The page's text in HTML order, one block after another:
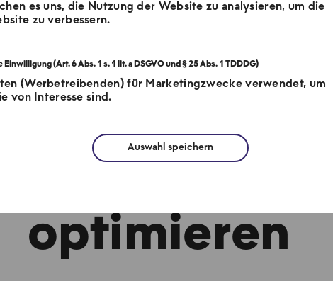
optimieren
es uns, die Nutzung der Website zu analysieren, um die
zu verbessern.
(Werbetreibenden) für Marketingzwecke verwendet, um
von Interesse sind.
Auswahl speichern